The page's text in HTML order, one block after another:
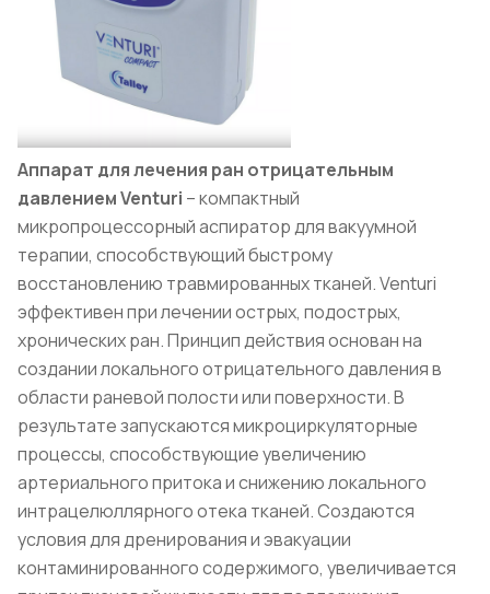
Аппарат для лечения ран отрицательным
давлением Venturi – компактный
микропроцессорный аспиратор для вакуумной
терапии, способствующий быстрому
восстановлению травмированных тканей. Venturi
эффективен при лечении острых, подострых,
хронических ран. Принцип действия основан на
создании локального отрицательного давления в
области раневой полости или поверхности. В
результате запускаются микроциркуляторные
процессы, способствующие увеличению
артериального притока и снижению локального
интрацелюллярного отека тканей. Создаются
условия для дренирования и эвакуации
контаминированного содержимого, увеличивается